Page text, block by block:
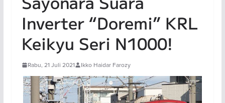
Inverter “Doremi” KRL
Keikyu Seri N1000!
Rabu, 21 Juli 2021 Ikko Haidar Farozy